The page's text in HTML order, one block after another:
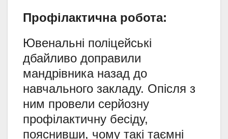
Профілактична робота:
Ювенальні поліцейські
дбайливо доправили
мандрівника назад до
навчального закладу. Опісля з
ним провели серйозну
профілактичну бесіду,
пояснивши, чому такі таємні